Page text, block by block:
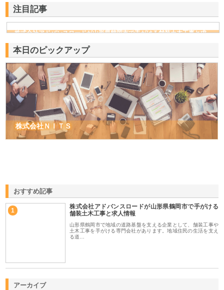
注目記事
株式会社アドバンスロードが山形県鶴岡市で手がける舗装土木工事と求
本日のピックアップ
株式会社ＮＩＴＳ
おすすめ記事
1
株式会社アドバンスロードが山形県鶴岡市で手がける
舗装土木工事と求人情報
山形県鶴岡市で地域の道路基盤を支える企業として、舗装工事や
土木工事を手がける専門会社があります。地域住民の生活を支え
る道…
アーカイブ